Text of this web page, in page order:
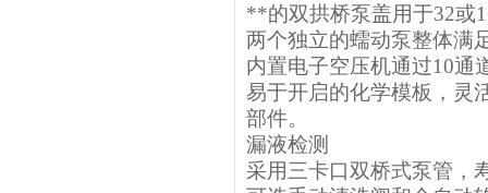
**的双拱桥泵盖用于32或
两个独立的蠕动泵整体满
内置电子空压机通过10通
易于开启的化学模板，灵
部件。
漏液检测
采用三卡口双桥式泵管，